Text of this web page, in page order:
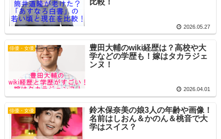
比較！
2026.05.27
俳優・女優
豊田大輔のwiki経歴は？高校や大
学などの学歴も！嫁はタカラジェ
ンヌ！
2026.04.01
俳優・女優
鈴木保奈美の娘3人の年齢や画像！
名前はしおん＆かのん＆桃音で大
学はスイス？